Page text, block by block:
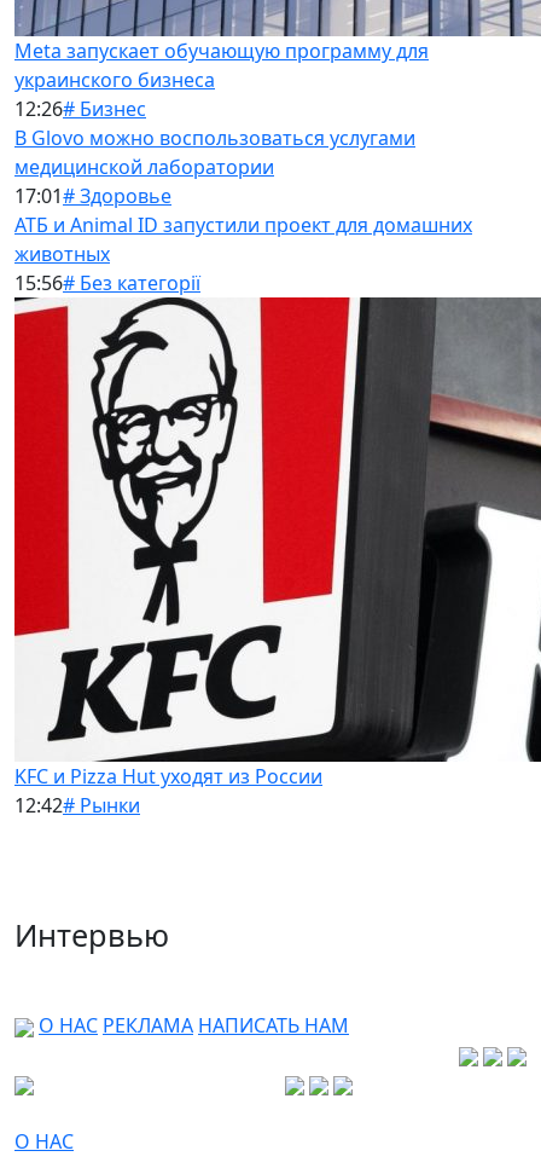
Meta запускает обучающую программу для
украинского бизнеса
12:26# Бизнес
В Glovo можно воспользоваться услугами
медицинской лаборатории
17:01# Здоровье
АТБ и Animal ID запустили проект для домашних
животных
15:56# Без категорії
KFC и Pizza Hut уходят из России
12:42# Рынки
Интервью
О НАС РЕКЛАМА НАПИСАТЬ НАМ
О НАС